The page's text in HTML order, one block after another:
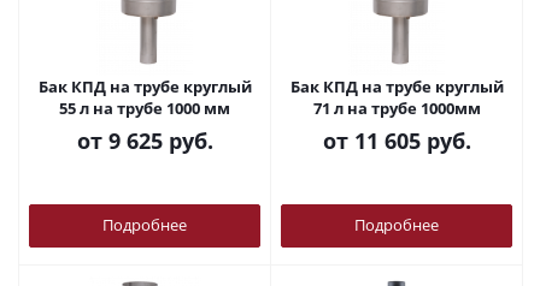
Бак КПД на трубе круглый
55 л на трубе 1000 мм
от 9 625 руб.
Подробнее
Бак КПД на трубе круглый
71 л на трубе 1000мм
от 11 605 руб.
Подробнее